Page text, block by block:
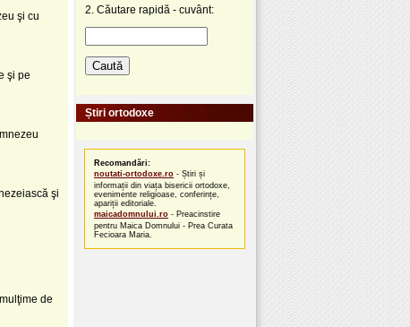
şi cu
şi pe
şi
de
2. Căutare rapidă - cuvânt:
Știri ortodoxe
Recomandări:
noutati-ortodoxe.ro - Știri și
informații din viața bisericii ortodoxe,
evenimente religioase, conferințe,
apariții editoriale.
maicadomnului.ro - Preacinstire
pentru Maica Domnului - Prea Curata
Fecioara Maria.